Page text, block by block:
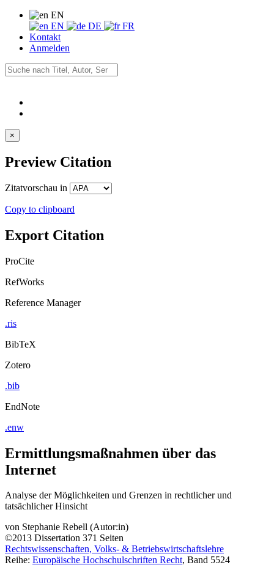
EN
EN
DE
FR
Kontakt
Anmelden
×
Preview Citation
Zitatvorschau in
Copy to clipboard
Export Citation
ProCite
RefWorks
Reference Manager
.ris
BibTeX
Zotero
.bib
EndNote
.enw
Ermittlungsmaßnahmen über das
Internet
Analyse der Möglichkeiten und Grenzen in rechtlicher und
tatsächlicher Hinsicht
von Stephanie Rebell (Autor:in)
©2013 Dissertation 371 Seiten
Rechtswissenschaften, Volks- & Betriebswirtschaftslehre
Reihe: Europäische Hochschulschriften Recht, Band 5524